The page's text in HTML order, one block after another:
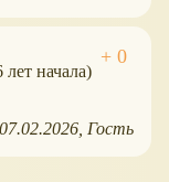
начала)
07.02.2026 Гость